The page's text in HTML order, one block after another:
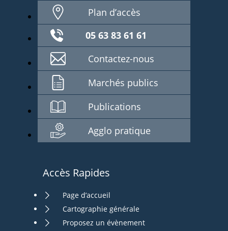
Plan d’accès
05 63 83 61 61
Contactez-nous
Marchés publics
Publications
Agglo pratique
Accès Rapides
Page d’accueil
Cartographie générale
Proposez un évènement